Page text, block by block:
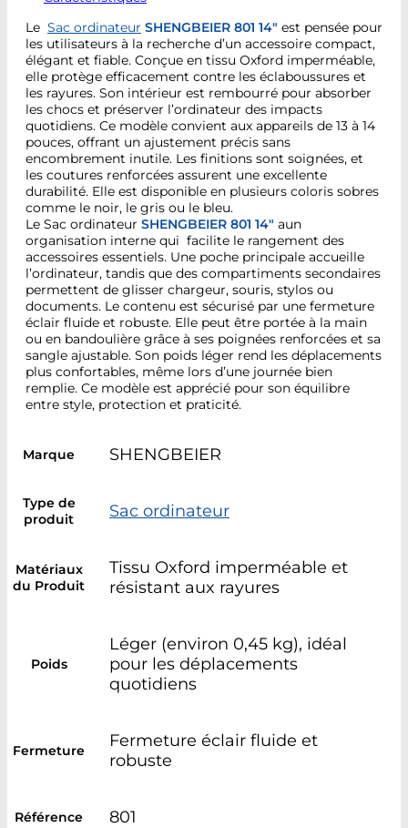
Le Sac ordinateur SHENGBEIER 801 14″ est pensée pour
les utilisateurs à la recherche d’un accessoire compact,
élégant et fiable. Conçue en tissu Oxford imperméable,
elle protège efficacement contre les éclaboussures et
les rayures. Son intérieur est rembourré pour absorber
les chocs et préserver l’ordinateur des impacts
quotidiens. Ce modèle convient aux appareils de 13 à 14
pouces, offrant un ajustement précis sans
encombrement inutile. Les finitions sont soignées, et
les coutures renforcées assurent une excellente
durabilité. Elle est disponible en plusieurs coloris sobres
comme le noir, le gris ou le bleu.
Le Sac ordinateur SHENGBEIER 801 14″ aun
organisation interne qui facilite le rangement des
accessoires essentiels. Une poche principale accueille
l’ordinateur, tandis que des compartiments secondaires
permettent de glisser chargeur, souris, stylos ou
documents. Le contenu est sécurisé par une fermeture
éclair fluide et robuste. Elle peut être portée à la main
ou en bandoulière grâce à ses poignées renforcées et sa
sangle ajustable. Son poids léger rend les déplacements
plus confortables, même lors d’une journée bien
remplie. Ce modèle est apprécié pour son équilibre
entre style, protection et praticité.
Marque SHENGBEIER
Type de
produit
Sac ordinateur
Matériaux
du Produit
Tissu Oxford imperméable et
résistant aux rayures
Poids
Léger (environ 0,45 kg), idéal
pour les déplacements
quotidiens
Fermeture
Fermeture éclair fluide et
robuste
Référence 801